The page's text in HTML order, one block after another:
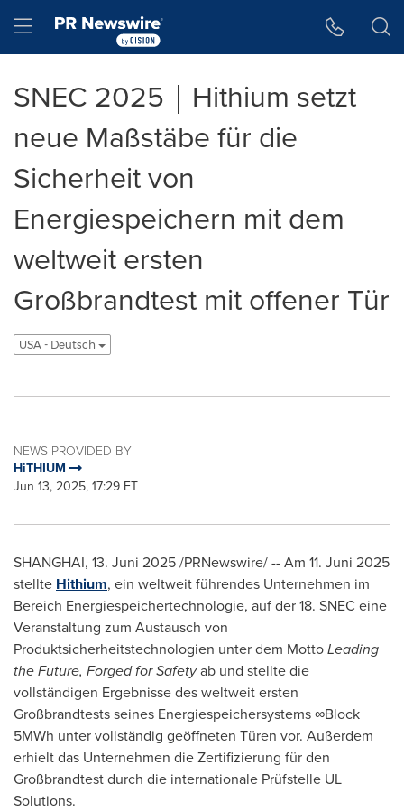
Hamburger menu
SNEC 2025｜Hithium setzt
neue Maßstäbe für die
Sicherheit von
Energiespeichern mit dem
weltweit ersten
Großbrandtest mit offener Tür
USA - Deutsch
NEWS PROVIDED BY
HiTHIUM
Jun 13, 2025, 17:29 ET
SHANGHAI, 13. Juni 2025/PRNewswire/ -- Am 11. Juni 2025
stellte Hithium, ein weltweit führendes Unternehmen im
Bereich Energiespeichertechnologie, auf der 18. SNEC eine
Veranstaltung zum Austausch von
Produktsicherheitstechnologien unter dem MottoLeading
the Future, Forged for Safetyab und stellte die
vollständigen Ergebnisse des weltweit ersten
Großbrandtests seines Energiespeichersystems ∞Block
5MWh unter vollständig geöffneten Türen vor. Außerdem
erhielt das Unternehmen die Zertifizierung für den
Großbrandtest durch die internationale Prüfstelle UL
Solutions.